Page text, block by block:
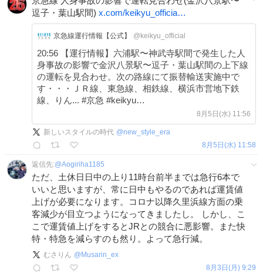
逗子・葉山駅間) x.com/keikyu_officia…
京急線運行情報【公式】 @keikyu_official
20:56 【運行情報】六浦駅〜神武寺駅間で発生した人
身事故の影響で金沢八景駅〜逗子・葉山駅間の上下線
の運転を見合わせ。次の路線にて振替輸送実施中で
す・・・ＪＲ線、東急線、相鉄線、横浜市営地下鉄
線、りん... #京急 #keikyu
8月5日(水) 11:56
新しいスタイルの時代 @new_style_era
8月5日(水) 11:58
返信先:@Aogiriha1185
ただ、土休日日中の上り11時台前半までは急行6本で
いいと思いますが、常に日中もやるのであれば運賃値
上げが必要になります。コロナ以降久里浜線方面の乗
客減少が目立つようになってきましたし。 しかし、こ
こで運賃値上げをするとJRとの競合に悪影響。また快
特・特急を減らすのも然り。よって急行減。
むさりん @ Musarin_ex
8月3日(月) 9:29